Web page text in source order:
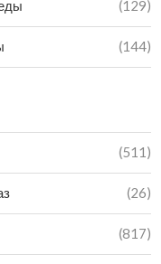
(129)
(144)
(511)
(26)
(817)